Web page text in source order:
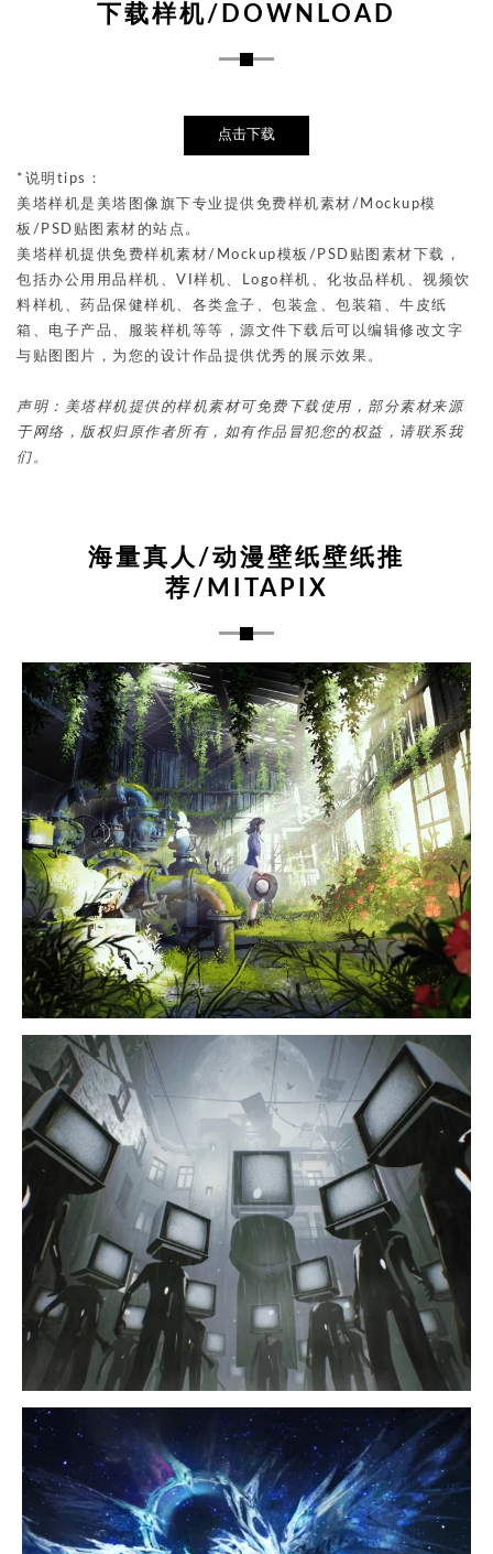
下载样机/DOWNLOAD
点击下载
*说明tips：
美塔样机是美塔图像旗下专业提供免费样机素材/Mockup模
板/PSD贴图素材的站点。
美塔样机提供免费样机素材/Mockup模板/PSD贴图素材下载，
包括办公用用品样机、VI样机、Logo样机、化妆品样机、视频饮
料样机、药品保健样机、各类盒子、包装盒、包装箱、牛皮纸
箱、电子产品、服装样机等等，源文件下载后可以编辑修改文字
与贴图图片，为您的设计作品提供优秀的展示效果。
声明：美塔样机提供的样机素材可免费下载使用，部分素材来源
于网络，版权归原作者所有，如有作品冒犯您的权益，请联系我
们。
海量真人/动漫壁纸壁纸推
荐/MITAPIX